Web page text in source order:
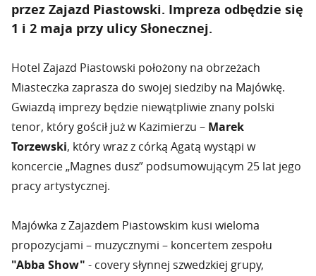
przez Zajazd Piastowski. Impreza odbędzie się
1 i 2 maja przy ulicy Słonecznej.
Hotel Zajazd Piastowski położony na obrzeżach
Miasteczka zaprasza do swojej siedziby na Majówkę.
Gwiazdą imprezy będzie niewątpliwie znany polski
tenor, który gościł już w Kazimierzu – Marek
Torzewski, który wraz z córką Agatą wystąpi w
koncercie „Magnes dusz” podsumowującym 25 lat jego
pracy artystycznej.
Majówka z Zajazdem Piastowskim kusi wieloma
propozycjami – muzycznymi – koncertem zespołu
"Abba Show" - covery słynnej szwedzkiej grupy,